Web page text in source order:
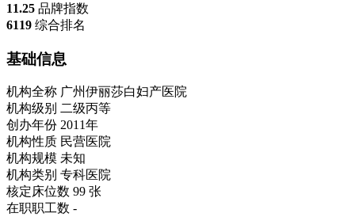
11.25 品牌指数
6119 综合排名
基础信息
机构全称 广州伊丽莎白妇产医院
机构级别 二级丙等
创办年份 2011年
机构性质 民营医院
机构规模 未知
机构类别 专科医院
核定床位数 99 张
在职职工数 -